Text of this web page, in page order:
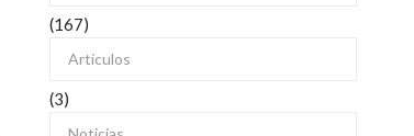
(167)
Artículos
(3)